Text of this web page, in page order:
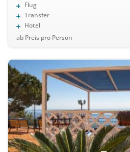
Flug
Transfer
Hotel
ab Preis pro Person